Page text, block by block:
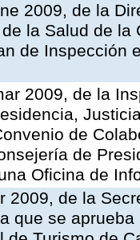
2009, de la
la Salud de
de Inspección
2009, de la
de
de
Oficina de
2009, de la
que se